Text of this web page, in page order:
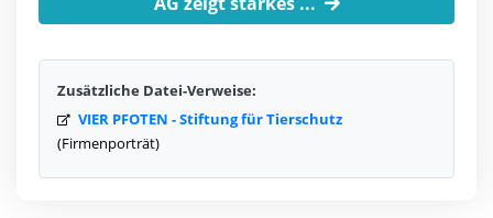
Zusätzliche Datei-Verweise:
VIER PFOTEN - Stiftung für Tierschutz
(Firmenporträt)